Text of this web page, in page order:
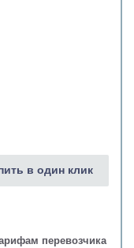
перевозчика
в один клик